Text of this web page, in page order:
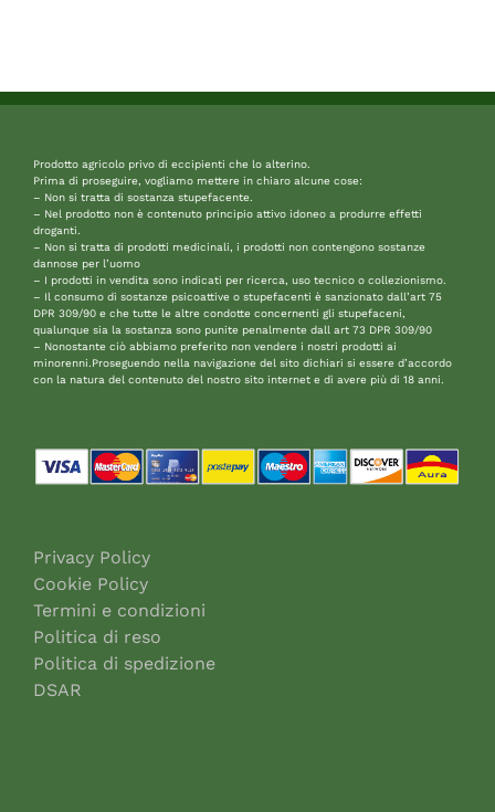
Prodotto agricolo privo di eccipienti che lo alterino.
Prima di proseguire, vogliamo mettere in chiaro alcune cose:
– Non si tratta di sostanza stupefacente.
– Nel prodotto non è contenuto principio attivo idoneo a produrre effetti
droganti.
– Non si tratta di prodotti medicinali, i prodotti non contengono sostanze
dannose per l’uomo
– I prodotti in vendita sono indicati per ricerca, uso tecnico o collezionismo.
– Il consumo di sostanze psicoattive o stupefacenti è sanzionato dall’art 75
DPR 309/90 e che tutte le altre condotte concernenti gli stupefaceni,
qualunque sia la sostanza sono punite penalmente dall art 73 DPR 309/90
– Nonostante ciò abbiamo preferito non vendere i nostri prodotti ai
minorenni.Proseguendo nella navigazione del sito dichiari si essere d’accordo
con la natura del contenuto del nostro sito internet e di avere più di 18 anni.
Privacy Policy
Cookie Policy
Termini e condizioni
Politica di reso
Politica di spedizione
DSAR